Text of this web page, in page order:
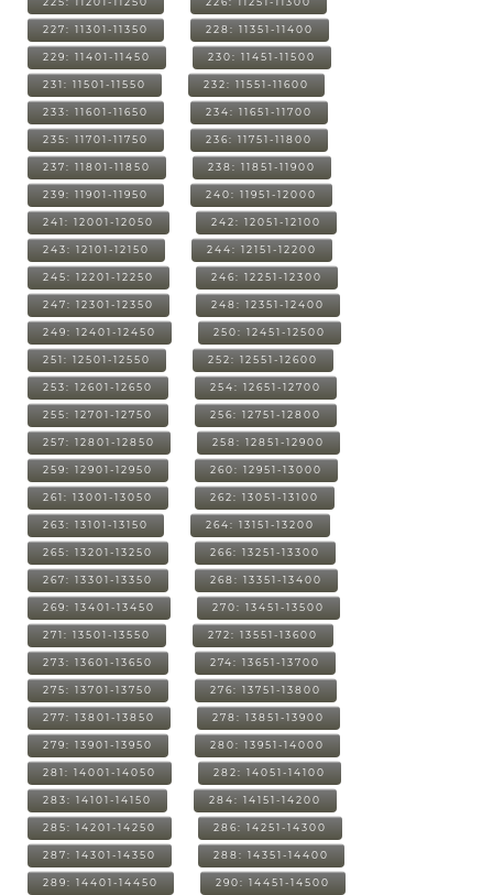
227: 11301-11350 228: 11351-11400
229: 11401-11450 230: 11451-11500
231: 11501-11550 232: 11551-11600
233: 11601-11650 234: 11651-11700
235: 11701-11750 236: 11751-11800
237: 11801-11850 238: 11851-11900
239: 11901-11950 240: 11951-12000
241: 12001-12050 242: 12051-12100
243: 12101-12150 244: 12151-12200
245: 12201-12250 246: 12251-12300
247: 12301-12350 248: 12351-12400
249: 12401-12450 250: 12451-12500
251: 12501-12550 252: 12551-12600
253: 12601-12650 254: 12651-12700
255: 12701-12750 256: 12751-12800
257: 12801-12850 258: 12851-12900
259: 12901-12950 260: 12951-13000
261: 13001-13050 262: 13051-13100
263: 13101-13150 264: 13151-13200
265: 13201-13250 266: 13251-13300
267: 13301-13350 268: 13351-13400
269: 13401-13450 270: 13451-13500
271: 13501-13550 272: 13551-13600
273: 13601-13650 274: 13651-13700
275: 13701-13750 276: 13751-13800
277: 13801-13850 278: 13851-13900
279: 13901-13950 280: 13951-14000
281: 14001-14050 282: 14051-14100
283: 14101-14150 284: 14151-14200
285: 14201-14250 286: 14251-14300
287: 14301-14350 288: 14351-14400
289: 14401-14450 290: 14451-14500